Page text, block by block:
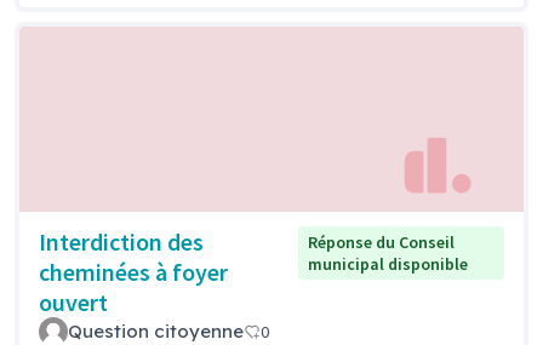
Interdiction des
cheminées à foyer
ouvert
Réponse du Conseil
municipal disponible
Question citoyenne 0